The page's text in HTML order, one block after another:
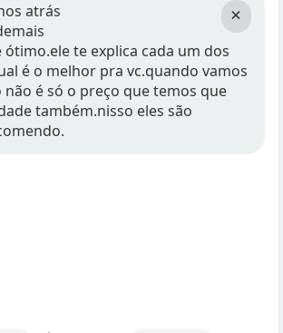
×
atrás
ótimo.ele te explica cada um dos
é o melhor pra vc.quando vamos
é só o preço que temos que
também.nisso eles são